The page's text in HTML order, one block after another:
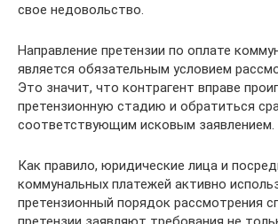
свое недовольство.
Направление претензии по оплате
является обязательным условием
Это значит, что контрагент вправе
претензионную стадию и обратиться
соответствующим исковым заявлением.
Как правило, юридические лица и
коммунальных платежей активно
претензионный порядок рассмотрения